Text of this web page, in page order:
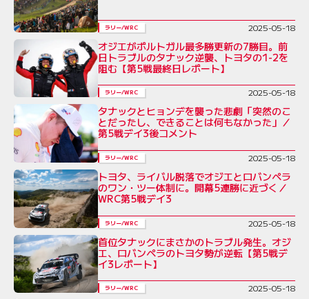
ラリー/WRC 2025-05-18
オジエがポルトガル最多勝更新の7勝目。前
日トラブルのタナック逆襲、トヨタの1-2を
阻む【第5戦最終日レポート】
ラリー/WRC 2025-05-18
タナックとヒョンデを襲った悲劇「突然のこ
とだったし、できることは何もなかった」／
第5戦デイ3後コメント
ラリー/WRC 2025-05-18
トヨタ、ライバル脱落でオジエとロバンペラ
のワン・ツー体制に。開幕5連勝に近づく／
WRC第5戦デイ3
ラリー/WRC 2025-05-18
首位タナックにまさかのトラブル発生。オジ
エ、ロバンペラのトヨタ勢が逆転【第5戦デ
イ3レポート】
ラリー/WRC 2025-05-18